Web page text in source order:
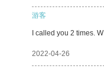
游客
I called you 2 times. W
2022-04-26